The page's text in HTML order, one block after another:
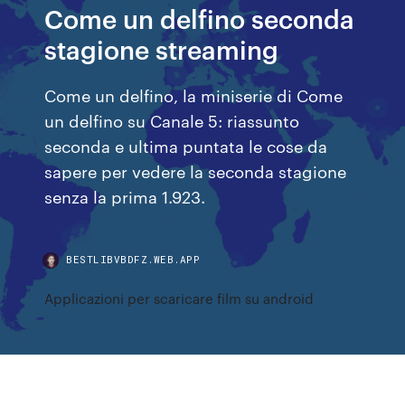
Come un delfino seconda
stagione streaming
Come un delfino, la miniserie di Come
un delfino su Canale 5: riassunto
seconda e ultima puntata le cose da
sapere per vedere la seconda stagione
senza la prima 1.923.
BESTLIBVBDFZ.WEB.APP
Applicazioni per scaricare film su android